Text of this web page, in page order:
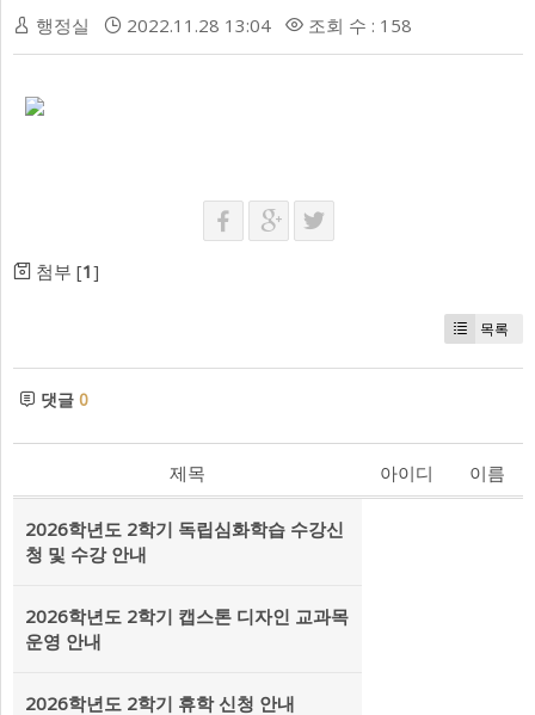
행정실 2022.11.28 13:04 조회 수 : 158
첨부 [1]
목록
댓글 0
제목 아이디 이름
2026학년도 2학기 독립심화학습 수강신
청 및 수강 안내
2026학년도 2학기 캡스톤 디자인 교과목
운영 안내
2026학년도 2학기 휴학 신청 안내